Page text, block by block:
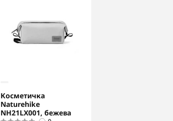
Косметичка
Naturehike
NH21LX001, бежева